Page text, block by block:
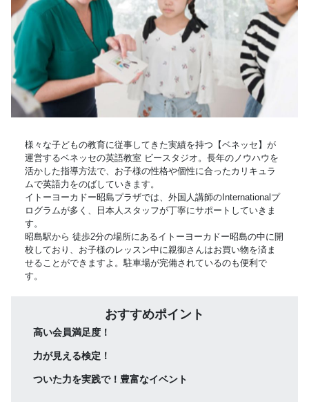
様々な子どもの教育に従事してきた実績を持つ【ベネッセ】が
運営するベネッセの英語教室 ビースタジオ。長年のノウハウを
活かした指導方法で、お子様の性格や個性に合ったカリキュラ
ムで英語力をのばしていきます。
イトーヨーカドー昭島プラザでは、外国人講師のInternationalプ
ログラムが多く、日本人スタッフが丁寧にサポートしていきま
す。
昭島駅から 徒歩2分の場所にあるイトーヨーカドー昭島の中に開
校しており、お子様のレッスン中に親御さんはお買い物を済ま
せることができますよ。駐車場が完備されているのも便利で
す。
おすすめポイント
高い会員満足度！
力が見える検定！
ついた力を実践で！豊富なイベント